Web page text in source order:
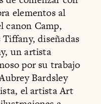
elementos al
canon Camp,
diseñadas
un artista
por su trabajo
Bardsley
el artista Art